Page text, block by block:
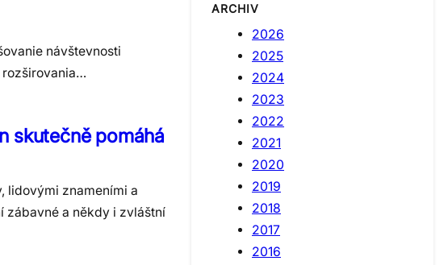
návštevnosti
rozširovania…
skutečně pomáhá
lidovými znameními a
zábavné a někdy i zvláštní
ARCHIV
2026
2025
2024
2023
2022
2021
2020
2019
2018
2017
2016